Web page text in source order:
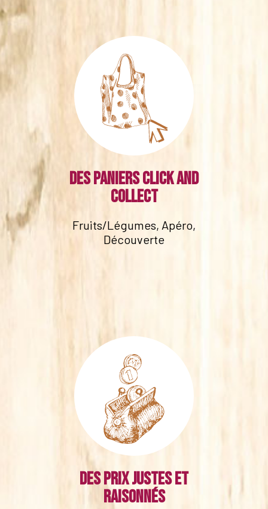
Des paniers click and
collect
Fruits/Légumes, Apéro,
Découverte
Des prix justes et
raisonnés